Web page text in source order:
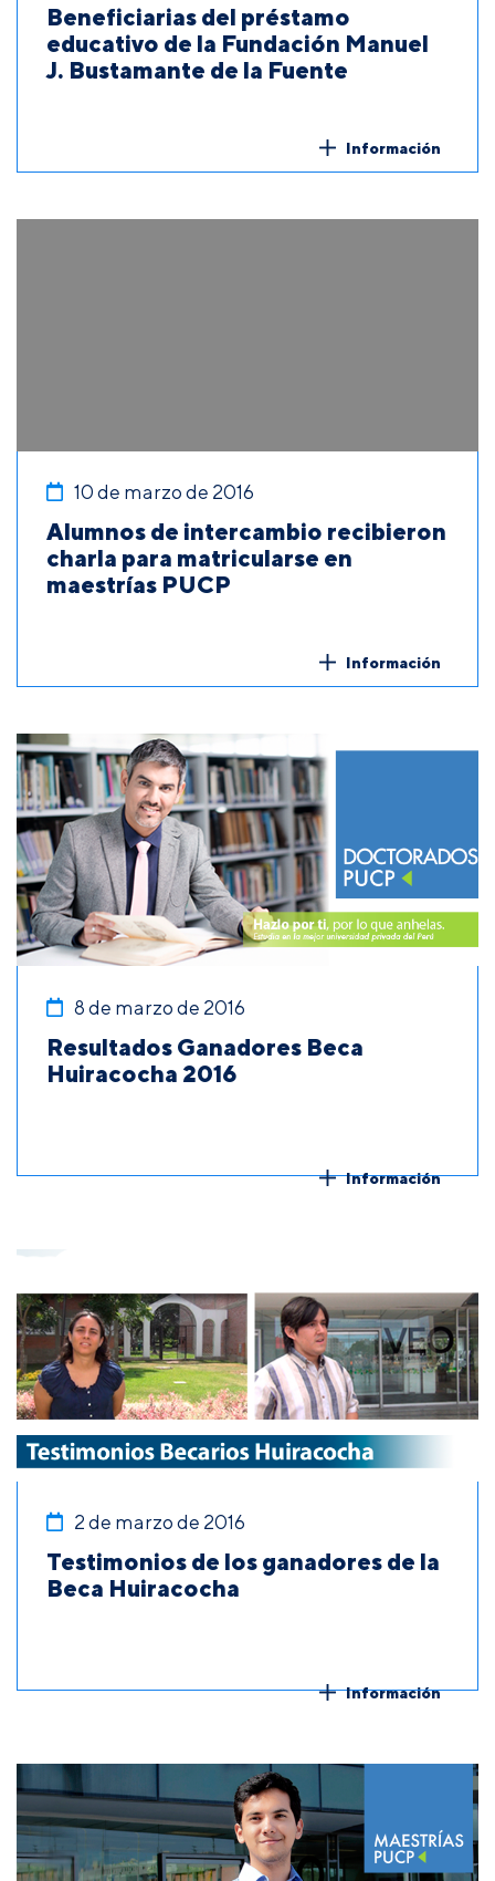
Beneficiarias del préstamo
educativo de la Fundación Manuel
J. Bustamante de la Fuente
Información
10 de marzo de 2016
Alumnos de intercambio recibieron
charla para matricularse en
maestrías PUCP
Información
8 de marzo de 2016
Resultados Ganadores Beca
Huiracocha 2016
Información
2 de marzo de 2016
Testimonios de los ganadores de la
Beca Huiracocha
Información